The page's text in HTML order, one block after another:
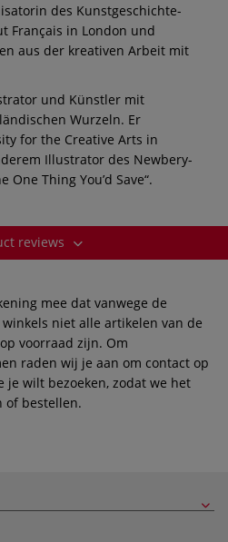
des Kunstgeschichte-
Français in London und
aus der kreativen Arbeit mit
und Künstler mit
Wurzeln. Er
for the Creative Arts in
Illustrator des Newbery-
Thing You’d Save“.
reviews
mee dat vanwege de
niet alle artikelen van de
voorraad zijn. Om
raden wij je aan om contact op
wilt bezoeken, zodat we het
of bestellen.